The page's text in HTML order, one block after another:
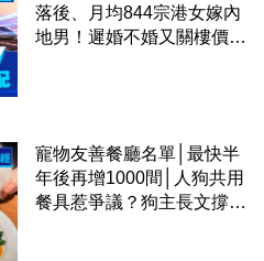
落後、月均844宗港女嫁內
地男！遲婚不婚又關樓價
寵物友善餐廳名單│最快半
年後再增1000間│人狗共用
餐具惹爭議？狗主長文撐